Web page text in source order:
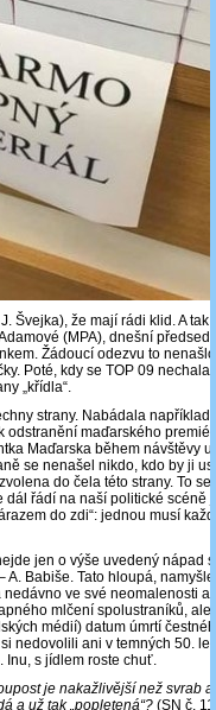
Švejka), že mají rádi klid. A tak
(MPA), dnešní
Žádoucí odezvu to
Poté, kdy se TOP 09 nechala
„křídla“.
strany. Nabádala například
maďarského
Maďarska během návštěvy
se nenašel nikdo, kdo by ji
do čela této strany. To
řádí na naší politické scéně
do zdi“: jednou musí
jen o výše uvedený nápad
Babiše. Tato hloupá,
ve své neomalenosti a
mlčení spolustraníků, ale
médií) datum úmrtí
nedovolili ani v temných 50.
Inu, s jídlem roste chuť.
je nakažlivější než svrab
a už tak „popletená“? (SN č.